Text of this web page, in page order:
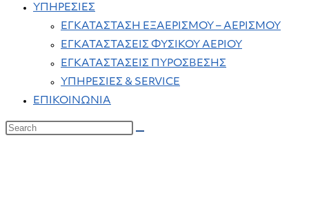
ΥΠΗΡΕΣΙΕΣ
ΕΓΚΑΤΑΣΤΑΣΗ ΕΞΑΕΡΙΣΜΟΥ – ΑΕΡΙΣΜΟΥ
ΕΓΚΑΤΑΣΤΑΣΕΙΣ ΦΥΣΙΚΟΥ ΑΕΡΙΟΥ
ΕΓΚΑΤΑΣΤΑΣΕΙΣ ΠΥΡΟΣΒΕΣΗΣ
ΥΠΗΡΕΣΙΕΣ & SERVICE
ΕΠΙΚΟΙΝΩΝΙΑ